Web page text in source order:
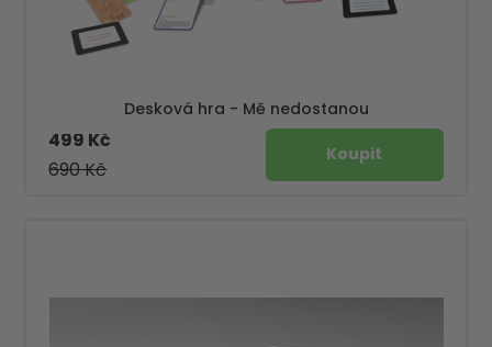
Desková hra - Mě nedostanou
690 Kč
499 Kč